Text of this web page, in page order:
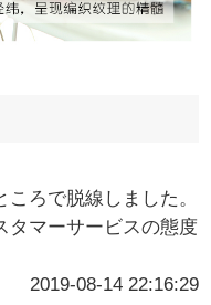
ろで脱線しました。
タマーサービスの態度
2019-08-14 22:16:29